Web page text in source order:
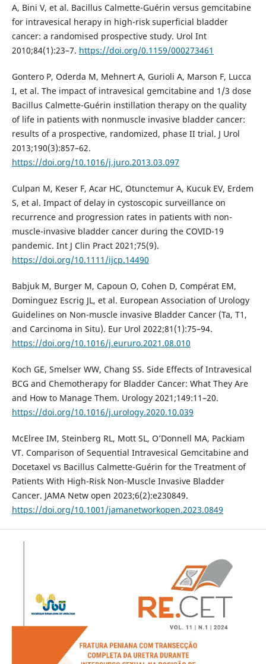
A, Bini V, et al. Bacillus Calmette-Guérin versus gemcitabine
for intravesical herapy in high-risk superficial bladder
cancer: a randomised prospective study. Urol Int
2010;84(1):23–7. https://doi.org/0.1159/000273461
Gontero P, Oderda M, Mehnert A, Gurioli A, Marson F, Lucca
I, et al. The impact of intravesical gemcitabine and 1/3 dose
Bacillus Calmette-Guérin instillation therapy on the quality
of life in patients with nonmuscle invasive bladder cancer:
results of a prospective, randomized, phase II trial. J Urol
2013;190(3):857–62.
https://doi.org/10.1016/j.juro.2013.03.097
Culpan M, Keser F, Acar HC, Otunctemur A, Kucuk EV, Erdem
S, et al. Impact of delay in cystoscopic surveillance on
recurrence and progression rates in patients with non-
muscle-invasive bladder cancer during the COVID-19
pandemic. Int J Clin Pract 2021;75(9).
https://doi.org/10.1111/ijcp.14490
Babjuk M, Burger M, Capoun O, Cohen D, Compérat EM,
Dominguez Escrig JL, et al. European Association of Urology
Guidelines on Non-muscle invasive Bladder Cancer (Ta, T1,
and Carcinoma in Situ). Eur Urol 2022;81(1):75–94.
https://doi.org/10.1016/j.eururo.2021.08.010
Koch GE, Smelser WW, Chang SS. Side Effects of Intravesical
BCG and Chemotherapy for Bladder Cancer: What They Are
and How to Manage Them. Urology 2021;149:11–20.
https://doi.org/10.1016/j.urology.2020.10.039
McElree IM, Steinberg RL, Mott SL, O’Donnell MA, Packiam
VT. Comparison of Sequential Intravesical Gemcitabine and
Docetaxel vs Bacillus Calmette-Guérin for the Treatment of
Patients With High-Risk Non-Muscle Invasive Bladder
Cancer. JAMA Netw open 2023;6(2):e230849.
https://doi.org/10.1001/jamanetworkopen.2023.0849